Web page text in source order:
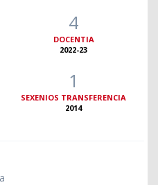
4
DOCENTIA
2022-23
1
SEXENIOS TRANSFERENCIA
2014